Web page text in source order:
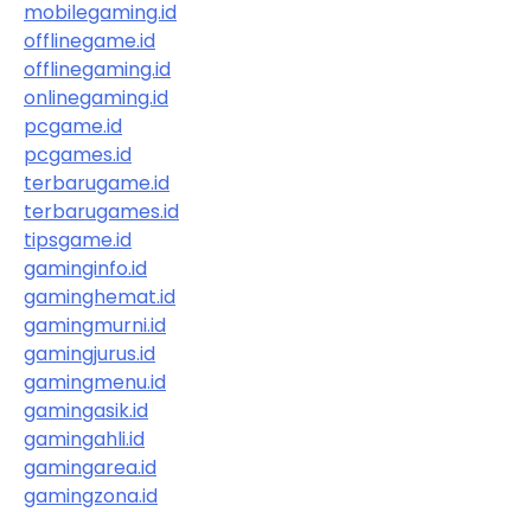
mobilegaming.id
offlinegame.id
offlinegaming.id
onlinegaming.id
pcgame.id
pcgames.id
terbarugame.id
terbarugames.id
tipsgame.id
gaminginfo.id
gaminghemat.id
gamingmurni.id
gamingjurus.id
gamingmenu.id
gamingasik.id
gamingahli.id
gamingarea.id
gamingzona.id